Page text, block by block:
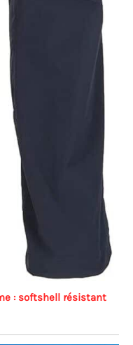
: softshell résistant